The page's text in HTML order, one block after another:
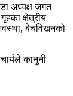
अध्यक्ष जगत
क्षेत्रीय
बेचविखनको
कानुनी